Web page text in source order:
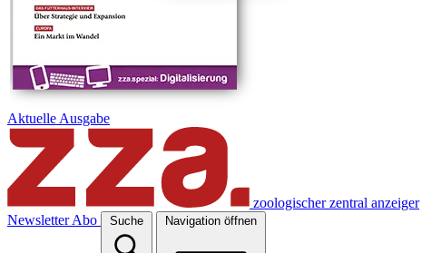
Aktuelle Ausgabe
zoologischer zentral anzeiger
Newsletter Abo Suche Navigation öffnen